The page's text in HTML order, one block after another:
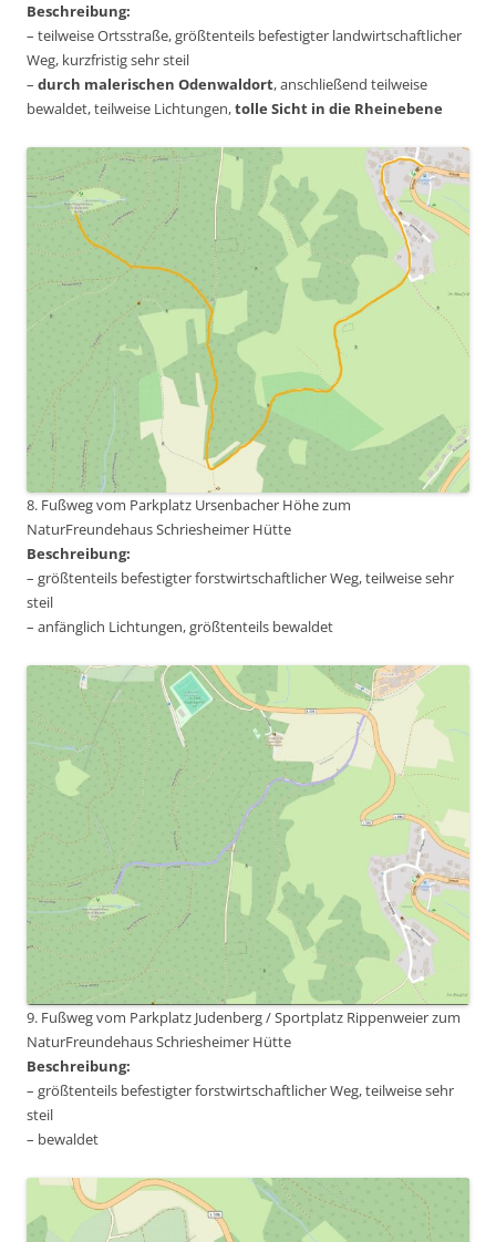
Beschreibung:
– teilweise Ortsstraße, größtenteils befestigter landwirtschaftlicher
Weg, kurzfristig sehr steil
– durch malerischen Odenwaldort, anschließend teilweise
bewaldet, teilweise Lichtungen,tolle Sicht in die Rheinebene
8. Fußweg vom Parkplatz Ursenbacher Höhe zum
NaturFreundehaus Schriesheimer Hütte
Beschreibung:
– größtenteils befestigter forstwirtschaftlicher Weg, teilweise sehr
steil
– anfänglich Lichtungen, größtenteils bewaldet
9. Fußweg vom Parkplatz Judenberg / Sportplatz Rippenweier zum
NaturFreundehaus Schriesheimer Hütte
Beschreibung:
– größtenteils befestigter forstwirtschaftlicher Weg, teilweise sehr
steil
– bewaldet